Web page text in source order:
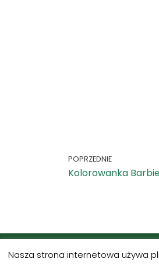
POPRZEDNIE
Kolorowanka
Nasza strona internetowa używa